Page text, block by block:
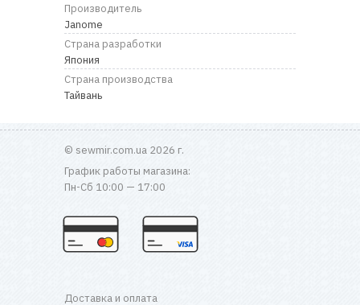
Производитель
Janome
Страна разработки
Япония
Страна производства
Тайвань
© sewmir.com.ua 2026 г.
График работы магазина:
Пн-Сб 10:00 — 17:00
Доставка и оплата